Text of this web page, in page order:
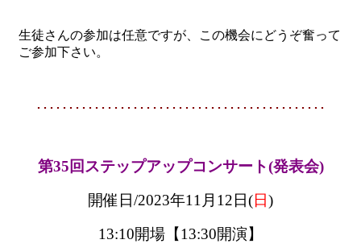
生徒さんの参加は任意ですが、この機会にどうぞ奮って
ご参加下さい。
･････････････････････････････････････････････
第35回ステップアップコンサート(発表会)
開催日/2023年11月12日(日)
13:10開場【13:30開演】